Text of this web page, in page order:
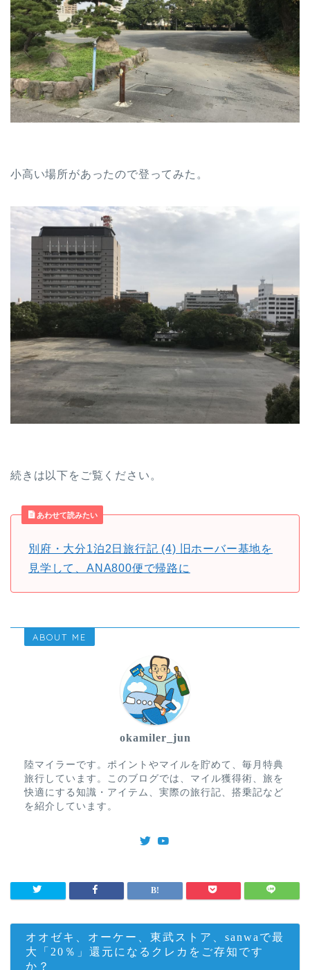
小高い場所があったので登ってみた。
続きは以下をご覧ください。
あわせて読みたい
別府・大分1泊2日旅行記 (4) 旧ホーバー基地を
見学して、ANA800便で帰路に
ABOUT ME
okamiler_jun
陸マイラーです。ポイントやマイルを貯めて、毎月特典
旅行しています。このブログでは、マイル獲得術、旅を
快適にする知識・アイテム、実際の旅行記、搭乗記など
を紹介しています。
オオゼキ、オーケー、東武ストア、sanwaで最
大「20％」還元になるクレカをご存知です
か？